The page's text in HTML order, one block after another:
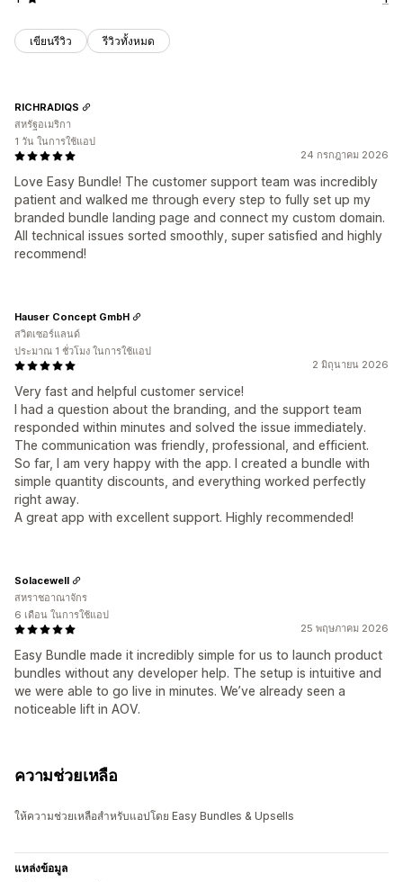
เขียนรีวิว รีวิวทั้งหมด
24 กรกฎาคม 2026
Love Easy Bundle! The customer support team was incredibly
patient and walked me through every step to fully set up my
branded bundle landing page and connect my custom domain.
All technical issues sorted smoothly, super satisfied and highly
recommend!
RICHRADIQS
สหรัฐอเมริกา
1 วัน ในการใช้แอป
2 มิถุนายน 2026
Very fast and helpful customer service!
I had a question about the branding, and the support team
responded within minutes and solved the issue immediately.
The communication was friendly, professional, and efficient.
So far, I am very happy with the app. I created a bundle with
simple quantity discounts, and everything worked perfectly
right away.
A great app with excellent support. Highly recommended!
Hauser Concept GmbH
สวิตเซอร์แลนด์
ประมาณ 1 ชั่วโมง ในการใช้แอป
25 พฤษภาคม 2026
Easy Bundle made it incredibly simple for us to launch product
bundles without any developer help. The setup is intuitive and
we were able to go live in minutes. We’ve already seen a
noticeable lift in AOV.
Solacewell
สหราชอาณาจักร
6 เดือน ในการใช้แอป
ความช่วยเหลือ
ให้ความช่วยเหลือสำหรับแอปโดย Easy Bundles & Upsells
แหล่งข้อมูล